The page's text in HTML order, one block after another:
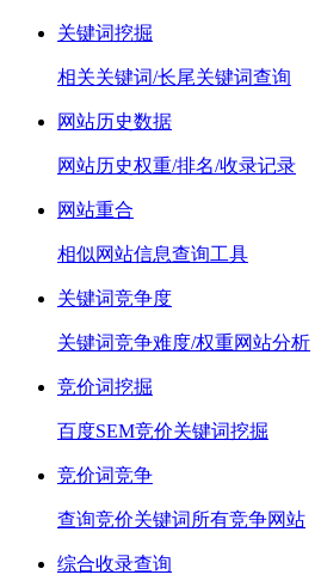
关键词挖掘
相关关键词/长尾关键词查询
网站历史数据
网站历史权重/排名/收录记录
网站重合
相似网站信息查询工具
关键词竞争度
关键词竞争难度/权重网站分析
竞价词挖掘
百度SEM竞价关键词挖掘
竞价词竞争
查询竞价关键词所有竞争网站
综合收录查询